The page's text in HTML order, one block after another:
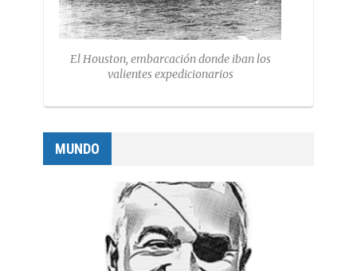
El Houston, embarcación donde iban los
valientes expedicionarios
MUNDO